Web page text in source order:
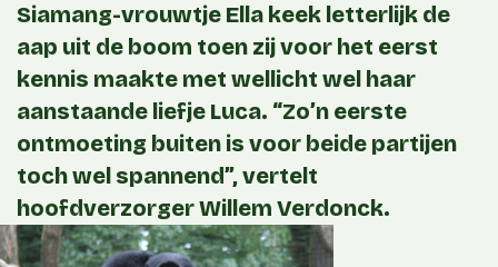
Siamang-vrouwtje Ella keek letterlijk de
aap uit de boom toen zij voor het eerst
kennis maakte met wellicht wel haar
aanstaande liefje Luca. “Zo’n eerste
ontmoeting buiten is voor beide partijen
toch wel spannend”, vertelt
hoofdverzorger Willem Verdonck.